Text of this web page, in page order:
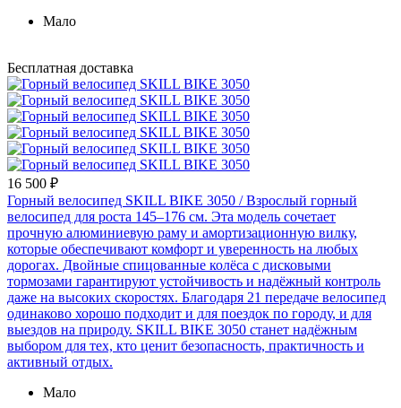
Мало
Бесплатная доставка
16 500 ₽
Горный велосипед SKILL BIKE 3050 / Взрослый горный
велосипед для роста 145–176 см. Эта модель сочетает
прочную алюминиевую раму и амортизационную вилку,
которые обеспечивают комфорт и уверенность на любых
дорогах. Двойные спицованные колёса с дисковыми
тормозами гарантируют устойчивость и надёжный контроль
даже на высоких скоростях. Благодаря 21 передаче велосипед
одинаково хорошо подходит и для поездок по городу, и для
выездов на природу. SKILL BIKE 3050 станет надёжным
выбором для тех, кто ценит безопасность, практичность и
активный отдых.
Мало